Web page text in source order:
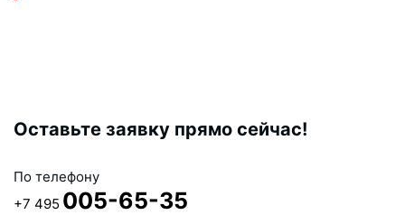
Оставьте заявку прямо сейчас!
По телефону
+7 495 005-65-35